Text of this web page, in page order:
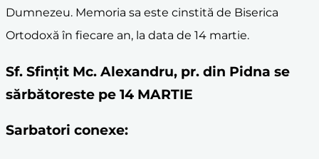
Dumnezeu. Memoria sa este cinstită de Biserica
Ortodoxă în fiecare an, la data de 14 martie.
Sf. Sfințit Mc. Alexandru, pr. din Pidna se
sărbătoreste pe 14 MARTIE
Sarbatori conexe: